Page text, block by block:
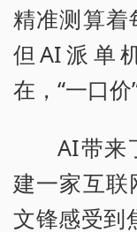
精准测算着
但AI派单
在，“一口价
AI带来
建一家互
文锋感受到